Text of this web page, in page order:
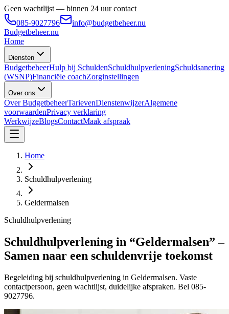
Geen wachtlijst — binnen 24 uur contact
085-9027796
info@budgetbeheer.nu
Budgetbeheer.nu
Home
Diensten
BudgetbeheerHulp bij SchuldenSchuldhulpverleningSchuldsanering
(WSNP)Financiële coachZorginstellingen
Over ons
Over BudgetbeheerTarievenDienstenwijzerAlgemene
voorwaardenPrivacy verklaring
WerkwijzeBlogsContactMaak afspraak
Home
Schuldhulpverlening
Geldermalsen
Schuldhulpverlening
Schuldhulpverlening in “Geldermalsen” –
Samen naar een schuldenvrije toekomst
Begeleiding bij schuldhulpverlening in Geldermalsen. Vaste
contactpersoon, geen wachtlijst, duidelijke afspraken. Bel 085-
9027796.